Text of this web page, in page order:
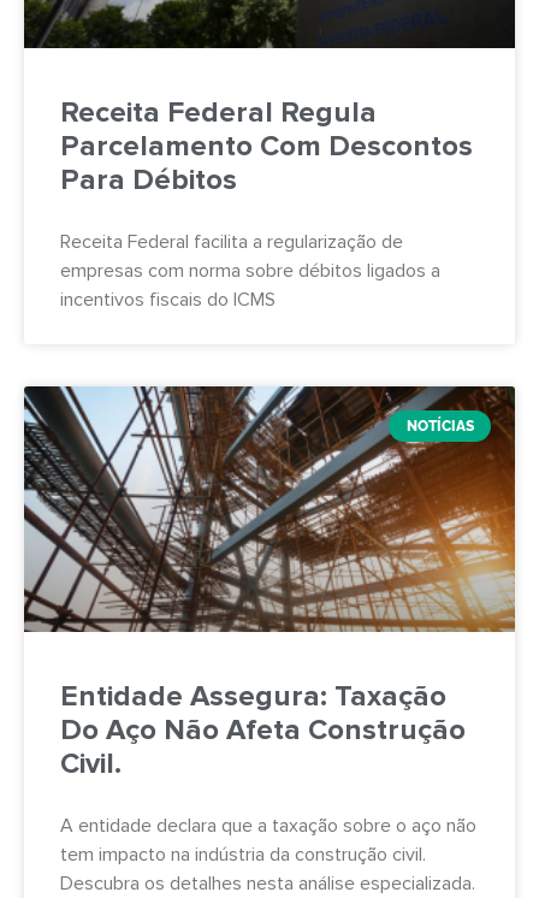
Receita Federal Regula
Parcelamento Com Descontos
Para Débitos
Receita Federal facilita a regularização de
empresas com norma sobre débitos ligados a
incentivos fiscais do ICMS
NOTÍCIAS
Entidade Assegura: Taxação
Do Aço Não Afeta Construção
Civil.
A entidade declara que a taxação sobre o aço não
tem impacto na indústria da construção civil.
Descubra os detalhes nesta análise especializada.